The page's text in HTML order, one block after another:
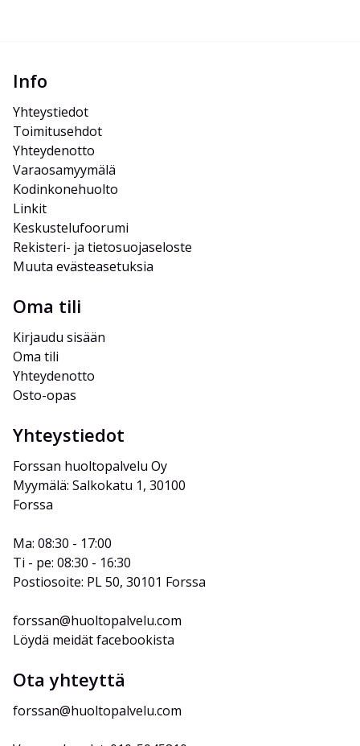
Info
Yhteystiedot
Toimitusehdot
Yhteydenotto
Varaosamyymälä
Kodinkonehuolto
Linkit
Keskustelufoorumi
Rekisteri- ja tietosuojaseloste
Muuta evästeasetuksia
Oma tili
Kirjaudu sisään
Oma tili
Yhteydenotto
Osto-opas
Yhteystiedot
Forssan huoltopalvelu Oy
Myymälä: Salkokatu 1, 30100
Forssa
Ma: 08:30 - 17:00
Ti - pe: 08:30 - 16:30
Postiosoite: PL 50, 30101 Forssa
forssan@huoltopalvelu.com
Löydä meidät facebookista
Ota yhteyttä
forssan@huoltopalvelu.com